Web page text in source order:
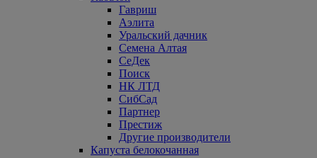
Гавриш
Аэлита
Уральский дачник
Семена Алтая
СеДек
Поиск
НК ЛТД
СибСад
Партнер
Престиж
Другие производители
Капуста белокочанная